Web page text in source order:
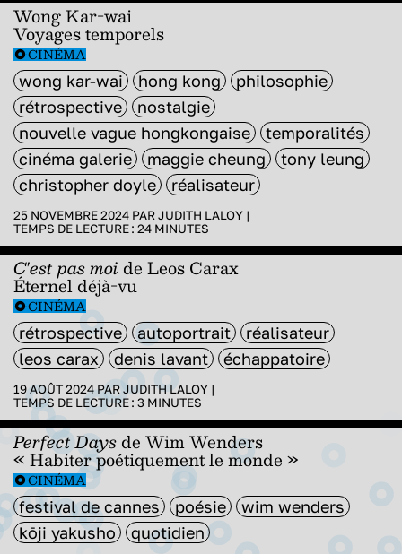
Wong Kar-wai
Voyages temporels
CINÉMA
wong kar-wai hong kong
philosophie
rétrospective
nostalgie
nouvelle vague hongkongaise
temporalités
cinéma galerie
maggie cheung
tony leung
christopher doyle
réalisateur
25 NOVEMBRE 2024 PARJUDITH LALOY |
TEMPS DE LECTURE : 24 MINUTES
C'est pas moi de Leos Carax
Éternel déjà-vu
CINÉMA
rétrospective autoportrait
réalisateur
leos carax
denis lavant échappatoire
19 AOÛT 2024 PARJUDITH LALOY |
TEMPS DE LECTURE : 3 MINUTES
Perfect Daysde Wim Wenders
« Habiter poétiquement le monde »
CINÉMA
festival de cannes poésie
wim wenders
kōji yakusho
quotidien